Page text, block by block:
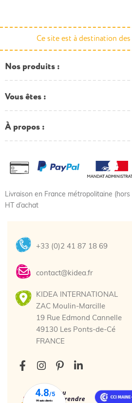
Ce site est à destination
Nos produits
Vous êtes
À propos
Livraison en France métropolitaine
HT d’achat
+33 (0)2 41 87 18 69
contact@kidea.fr
KIDEA INTERNATIONAL
ZAC Moulin-Marcille
19 Rue Edmond Cannelle
49130 Les Ponts-de-Cé
FRANCE